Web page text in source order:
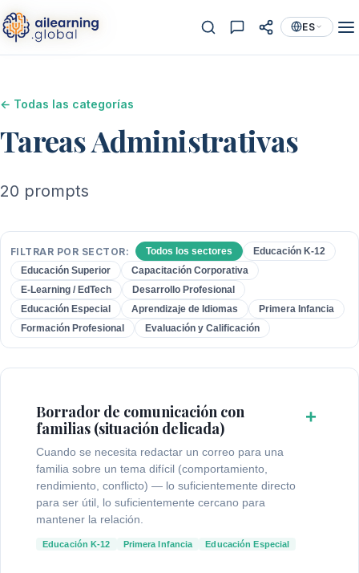
ES
← Todas las categorías
Tareas Administrativas
20 prompts
FILTRAR POR SECTOR: Todos los sectores
Educación K-12
Educación Superior
Capacitación Corporativa
E-Learning / EdTech
Desarrollo Profesional
Educación Especial
Aprendizaje de Idiomas
Primera Infancia
Formación Profesional
Evaluación y Calificación
Borrador de comunicación con
familias (situación delicada)
Cuando se necesita redactar un correo para una
familia sobre un tema difícil (comportamiento,
rendimiento, conflicto) — lo suficientemente directo
para ser útil, lo suficientemente cercano para
mantener la relación.
Educación K-12 Primera Infancia Educación Especial
+